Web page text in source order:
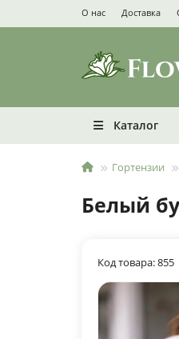
О нас Доставка
Каталог
Гортензии
Белый
Код товара: 855